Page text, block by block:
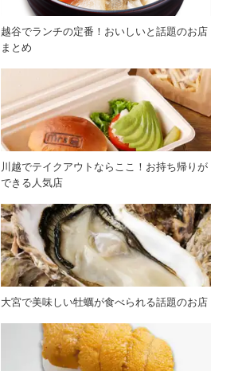
越谷でランチの定番！おいしいと話題のお店
まとめ
川越でテイクアウトならここ！お持ち帰りが
できる人気店
大宮で美味しい牡蠣が食べられる話題のお店